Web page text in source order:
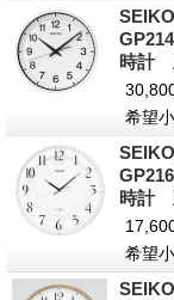
時計
希望
時計
希望